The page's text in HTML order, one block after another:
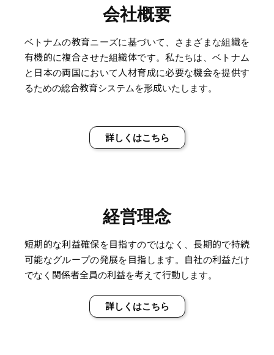
会社概要
ベトナムの教育ニーズに基づいて、さまざまな組織を
有機的に複合させた組織体です。私たちは、ベトナム
と日本の両国において人材育成に必要な機会を提供す
るための総合教育システムを形成いたします。
詳しくはこちら
経営理念
短期的な利益確保を目指すのではなく、長期的で持続
可能なグループの発展を目指します。自社の利益だけ
でなく関係者全員の利益を考えて行動します。
詳しくはこちら